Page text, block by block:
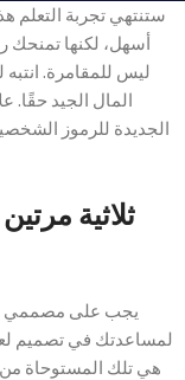
ستنتهي تجربة التعلم
أسهل، لكنها تمنحك
ليس للمقامرة. انتبه
المال الجيد حقًا.
الجديدة للرموز
ثلاثية
يجب على مصممي
لمساعدتك في تصميم
هي تلك المستوحاة من